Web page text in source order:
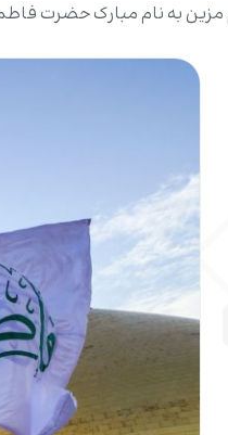
به نام مبارک حضرت فاطمه